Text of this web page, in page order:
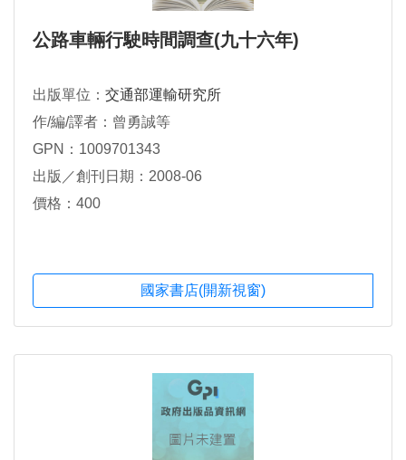
公路車輛行駛時間調查(九十六年)
出版單位： 交通部運輸研究所
作/編/譯者：曾勇誠等
GPN：1009701343
出版／創刊日期：2008-06
價格：400
國家書店(開新視窗)